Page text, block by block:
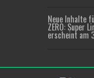
Neue Inhalte
ZERO: Super
erscheint am